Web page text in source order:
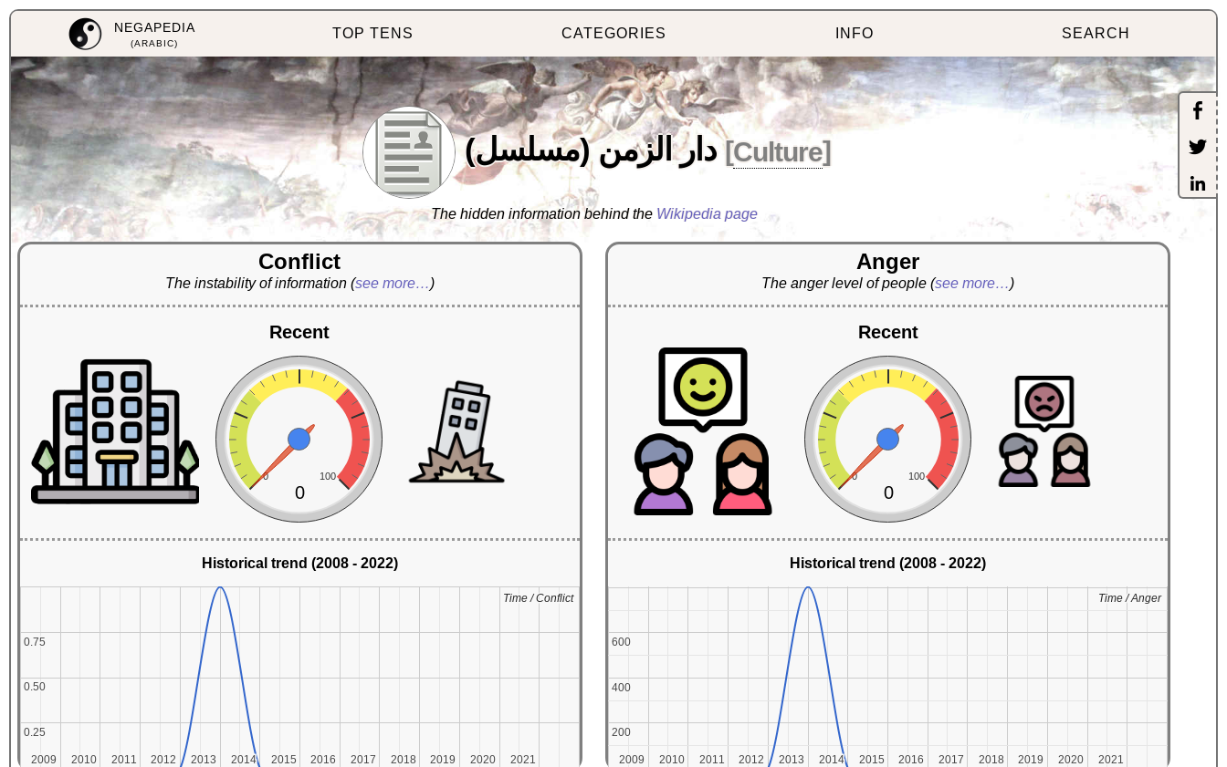
NEGAPEDIA
(ARABIC)
TOP TENS CATEGORIES INFO SEARCH
دار الزمن (مسلسل) [Culture]
The hidden information behind the Wikipedia page
Conflict
The instability of information (see more…)
Recent
0 100
0
Historical trend (2008 - 2022)
2009
2009 2010
2010 2011
2011 2012
2012 2013
2013 2014
2014 2015
2015 2016
2016 2017
2017 2018
2018 2019
2019 2020
2020 2021
2021
0.25
0.25
0.50
0.50
0.75
0.75
Time / Conflict
Time / Conflict
Anger
The anger level of people(see more…)
Recent
0 100
0
Historical trend (2008 - 2022)
2009
2009 2010
2010 2011
2011 2012
2012 2013
2013 2014
2014 2015
2015 2016
2016 2017
2017 2018
2018 2019
2019 2020
2020 2021
2021
200
200
400
400
600
600
Time / Anger
Time / Anger